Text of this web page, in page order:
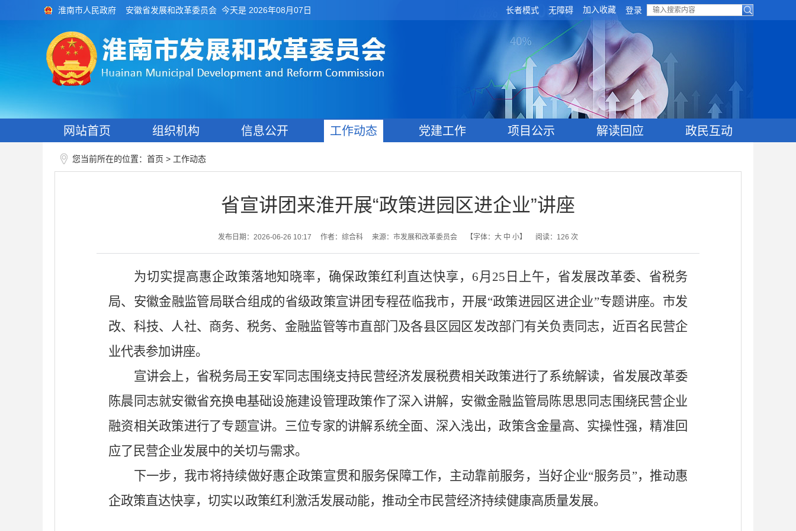
淮南市人民政府 安徽省发展和改革委员会 今天是 2026年08月07日 长者模式 无障碍 加入收藏 登录
网站首页 组织机构 信息公开 工作动态 党建工作 项目公示 解读回应 政民互动
您当前所在的位置： 首页 > 工作动态
省宣讲团来淮开展“政策进园区进企业”讲座
发布日期：2026-06-26 10:17 作者：综合科 来源：市发展和改革委员会 【字体： 大 中 小】 阅读： 126 次
为切实提高惠企政策落地知晓率，确保政策红利直达快享， 6月 25 日上午，省发展改革委、省税务
局、安徽金融监管局联合组成的省级政策宣讲团专程莅临我市，开展“政策进园区进企业”专题讲座。市发
改、科技、人社、商务、税务、金融监管等市直部门 及各县区园区发改部门有关负责同志， 近百名 民营企
业代表参加讲座。
宣讲会上，省税务局王安军同志围绕支持民营经济发展税费相关政策进行了系统解读， 省发展改革委
陈晨同志就安徽省充换电基础设施建设管理政策作了深入讲解， 安徽金融监管局陈思思同志围绕民营企业
融资相关政策进行了专题宣讲。三位专家的讲解系统全面、深入浅出，政策含金量高、实操性强，精准回
应了民营企业发展中的关切与需求。
下一步，我市将持续做好惠企政策宣贯和服务保障工作，主动靠前服务，当好企业“服务员”，推动惠
企政策直达快享，切实以政策红利激活发展动能， 推动全市民营经济持续健康高质量发展。